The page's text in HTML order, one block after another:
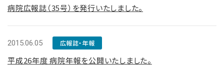
病院広報誌（35号）を発行いたしました。
2015.06.05 広報誌・年報
平成26年度 病院年報を公開いたしました。